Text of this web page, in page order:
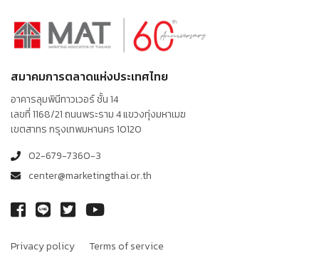
สมาคมการตลาดแห่งประเทศไทย
อาคารลุมพินีทาวเวอร์ ชั้น 14
เลขที่ 1168/21 ถนนพระราม 4 แขวงทุ่งมหาเมฆ
เขตสาทร กรุงเทพมหานคร 10120
02-679-7360-3
center@marketingthai.or.th
Privacy policy Terms of service